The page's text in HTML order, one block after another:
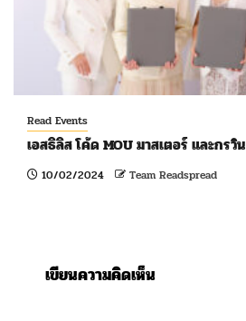
Read Events
เอสธิลิส โค้ด MOU มาสเตอร์ และกรวิน
10/02/2024 Team Readspread
เขียนความคิดเห็น